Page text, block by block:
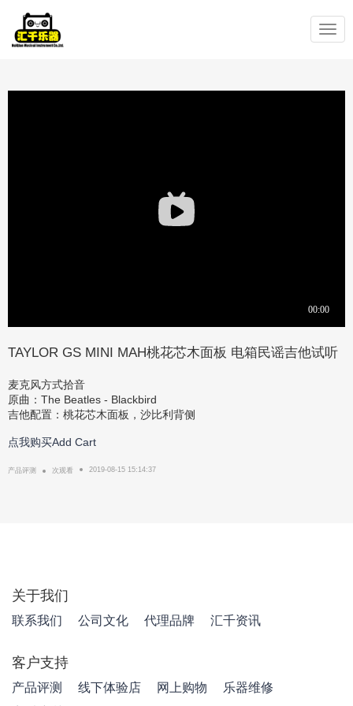
Toggle
TAYLOR GS MINI MAH桃花芯木面板 电箱民谣吉他试听
麦克风方式拾音
原曲：The Beatles - Blackbird
吉他配置：桃花芯木面板，沙比利背侧
点我购买Add Cart
产品评测 次观看 2019-08-15 15:14:37
关于我们
联系我们 公司文化 代理品牌 汇千资讯
客户支持
产品评测 线下体验店 网上购物
乐器维修